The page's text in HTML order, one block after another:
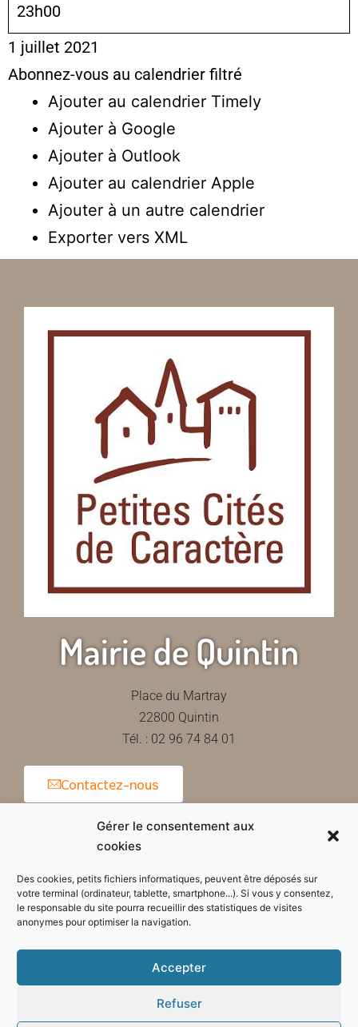
Gérer le consentement aux
cookies
Des cookies, petits fichiers informatiques, peuvent être déposés sur
votre terminal (ordinateur, tablette, smartphone...). Si vous y consentez,
le responsable du site pourra recueillir des statistiques de visites
anonymes pour optimiser la navigation.
Accepter
Refuser
23h00
1 juillet 2021
Abonnez-vous au calendrier filtré
Ajouter au calendrier Timely
Ajouter à Google
Ajouter à Outlook
Ajouter au calendrier Apple
Ajouter à un autre calendrier
Exporter vers XML
Mairie de Quintin
Place du Martray
22800 Quintin
Tél. : 02 96 74 84 01
Contactez-nous
Horaires d'ouverture de la mairie